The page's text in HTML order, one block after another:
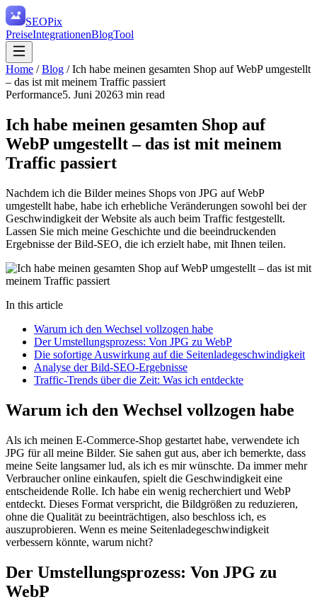
SEOPix
PreiseIntegrationenBlogTool
Home /Blog /Ich habe meinen gesamten Shop auf WebP umgestellt
– das ist mit meinem Traffic passiert
Performance5. Juni 20263 min read
Ich habe meinen gesamten Shop auf
WebP umgestellt – das ist mit meinem
Traffic passiert
Nachdem ich die Bilder meines Shops von JPG auf WebP
umgestellt habe, habe ich erhebliche Veränderungen sowohl bei der
Geschwindigkeit der Website als auch beim Traffic festgestellt.
Lassen Sie mich meine Geschichte und die beeindruckenden
Ergebnisse der Bild-SEO, die ich erzielt habe, mit Ihnen teilen.
In this article
Warum ich den Wechsel vollzogen habe
Der Umstellungsprozess: Von JPG zu WebP
Die sofortige Auswirkung auf die Seitenladegeschwindigkeit
Analyse der Bild-SEO-Ergebnisse
Traffic-Trends über die Zeit: Was ich entdeckte
Warum ich den Wechsel vollzogen habe
Als ich meinen E-Commerce-Shop gestartet habe, verwendete ich
JPG für all meine Bilder. Sie sahen gut aus, aber ich bemerkte, dass
meine Seite langsamer lud, als ich es mir wünschte. Da immer mehr
Verbraucher online einkaufen, spielt die Geschwindigkeit eine
entscheidende Rolle. Ich habe ein wenig recherchiert und WebP
entdeckt. Dieses Format verspricht, die Bildgrößen zu reduzieren,
ohne die Qualität zu beeinträchtigen, also beschloss ich, es
auszuprobieren. Wenn es meine Seitenladegeschwindigkeit
verbessern könnte, warum nicht?
Der Umstellungsprozess: Von JPG zu
WebP